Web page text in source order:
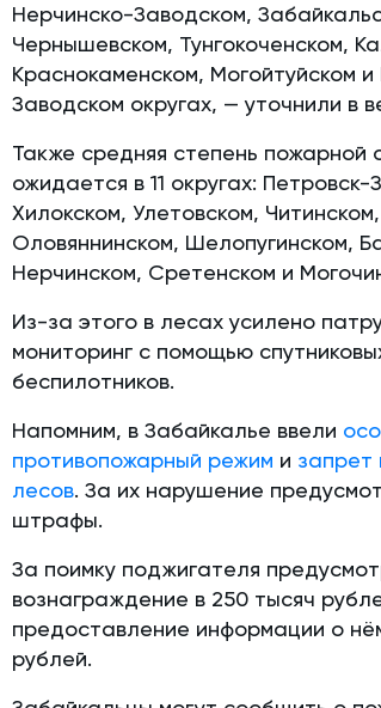
Нерчинско-Заводском,
Чернышевском, Тунгокоченском,
Краснокаменском, Могойтуйском и
Заводском округах, — уточнили в
Также средняя степень пожарной
ожидается в 11 округах:
Хилокском, Улетовском,
Оловяннинском, Шелопугинском,
Нерчинском, Сретенском и
Из-за этого в лесах усилено
мониторинг с помощью
беспилотников.
Напомним, в Забайкалье ввели
противопожарный режим и запрет
лесов. За их нарушение
штрафы.
За поимку поджигателя
вознаграждение в 250 тысяч
предоставление информации о
рублей.